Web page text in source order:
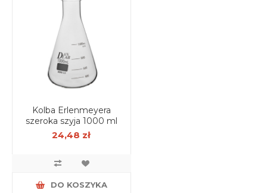
Kolba Erlenmeyera
szeroka szyja 1000 ml
24,48 zł
DO KOSZYKA